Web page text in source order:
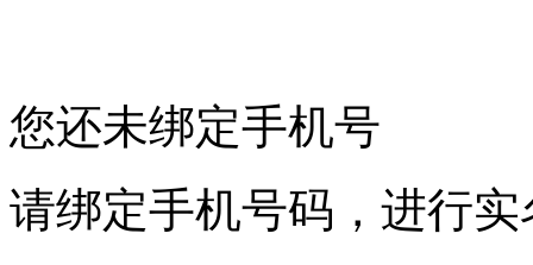
您还未绑定手机号
请绑定手机号码，进行